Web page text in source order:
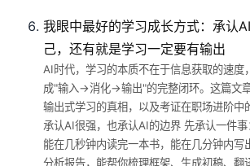
我眼中最好的学习成长方式：承认
己，还有就是学习一定要有输出
AI时代，学习的本质不在于信息获取的速度
成"输入→消化→输出"的完整闭环。这篇文章
输出式学习的真相，以及考证在职场进阶中
承认AI很强，也承认AI的边界 先承认一件
能在几秒钟内读完一本书，能在几分钟内写
分析报告，能帮你梳理框架、生成初稿、翻